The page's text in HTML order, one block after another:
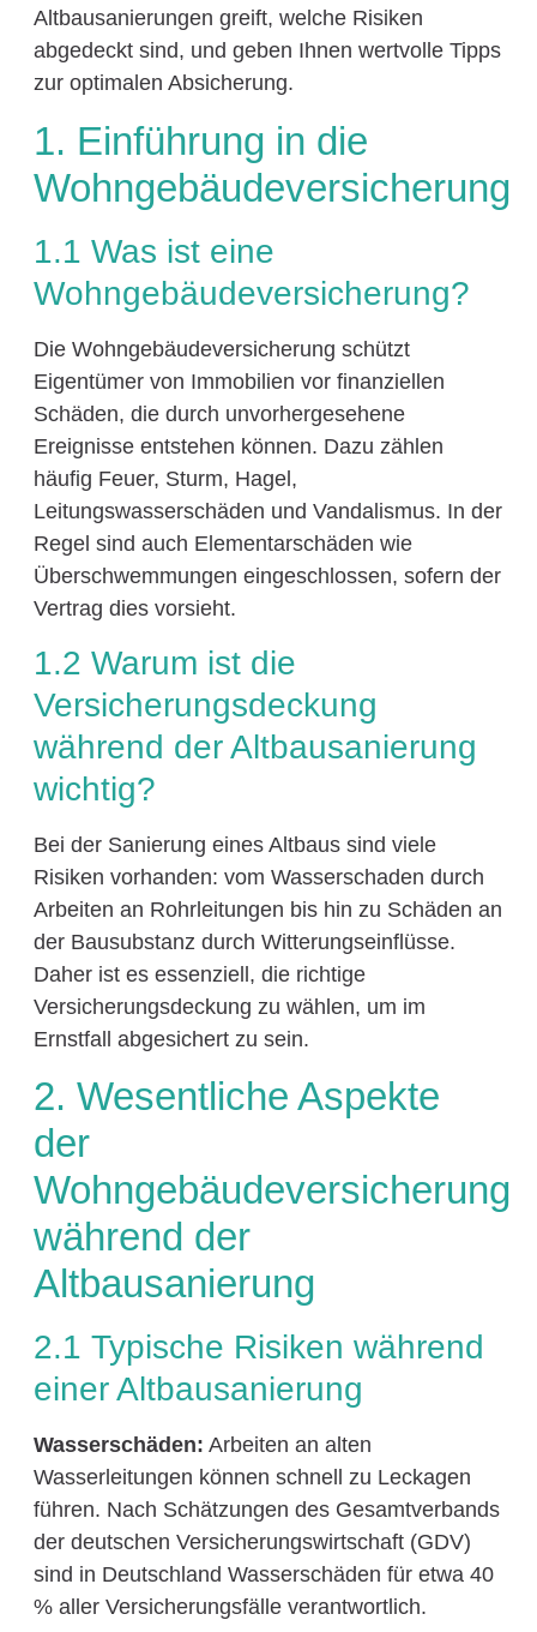
Altbausanierungen greift, welche Risiken
abgedeckt sind, und geben Ihnen wertvolle Tipps
zur optimalen Absicherung.
1. Einführung in die
Wohngebäudeversicherung
1.1 Was ist eine
Wohngebäudeversicherung?
Die Wohngebäudeversicherung schützt
Eigentümer von Immobilien vor finanziellen
Schäden, die durch unvorhergesehene
Ereignisse entstehen können. Dazu zählen
häufig Feuer, Sturm, Hagel,
Leitungswasserschäden und Vandalismus. In der
Regel sind auch Elementarschäden wie
Überschwemmungen eingeschlossen, sofern der
Vertrag dies vorsieht.
1.2 Warum ist die
Versicherungsdeckung
während der Altbausanierung
wichtig?
Bei der Sanierung eines Altbaus sind viele
Risiken vorhanden: vom Wasserschaden durch
Arbeiten an Rohrleitungen bis hin zu Schäden an
der Bausubstanz durch Witterungseinflüsse.
Daher ist es essenziell, die richtige
Versicherungsdeckung zu wählen, um im
Ernstfall abgesichert zu sein.
2. Wesentliche Aspekte
der
Wohngebäudeversicherung
während der
Altbausanierung
2.1 Typische Risiken während
einer Altbausanierung
Wasserschäden: Arbeiten an alten
Wasserleitungen können schnell zu Leckagen
führen. Nach Schätzungen des Gesamtverbands
der deutschen Versicherungswirtschaft (GDV)
sind in Deutschland Wasserschäden für etwa 40
% aller Versicherungsfälle verantwortlich.